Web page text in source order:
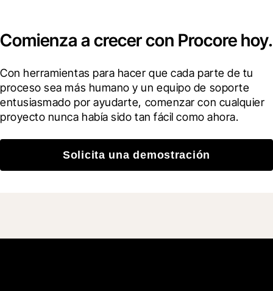
Comienza a crecer con Procore hoy.
Con herramientas para hacer que cada parte de tu
proceso sea más humano y un equipo de soporte
entusiasmado por ayudarte, comenzar con cualquier
proyecto nunca había sido tan fácil como ahora.
Solicita una demostración